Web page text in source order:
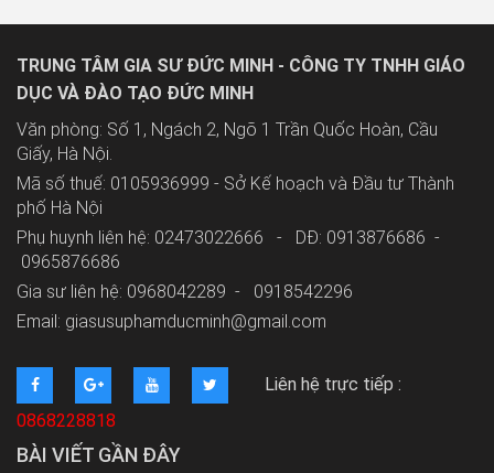
TRUNG TÂM GIA SƯ ĐỨC MINH - CÔNG TY TNHH GIÁO
DỤC VÀ ĐÀO TẠO ĐỨC MINH
Văn phòng: Số 1, Ngách 2, Ngõ 1 Trần Quốc Hoàn, Cầu
Giấy, Hà Nội.
Mã số thuế: 0105936999 - Sở Kế hoạch và Đầu tư Thành
phố Hà Nội
Phụ huynh liên hệ: 02473022666 - DĐ: 0913876686 -
0965876686
Gia sư liên hệ: 0968042289 - 0918542296
Email: giasusuphamducminh@gmail.com
Liên hệ trực tiếp :
0868228818
BÀI VIẾT GẦN ĐÂY